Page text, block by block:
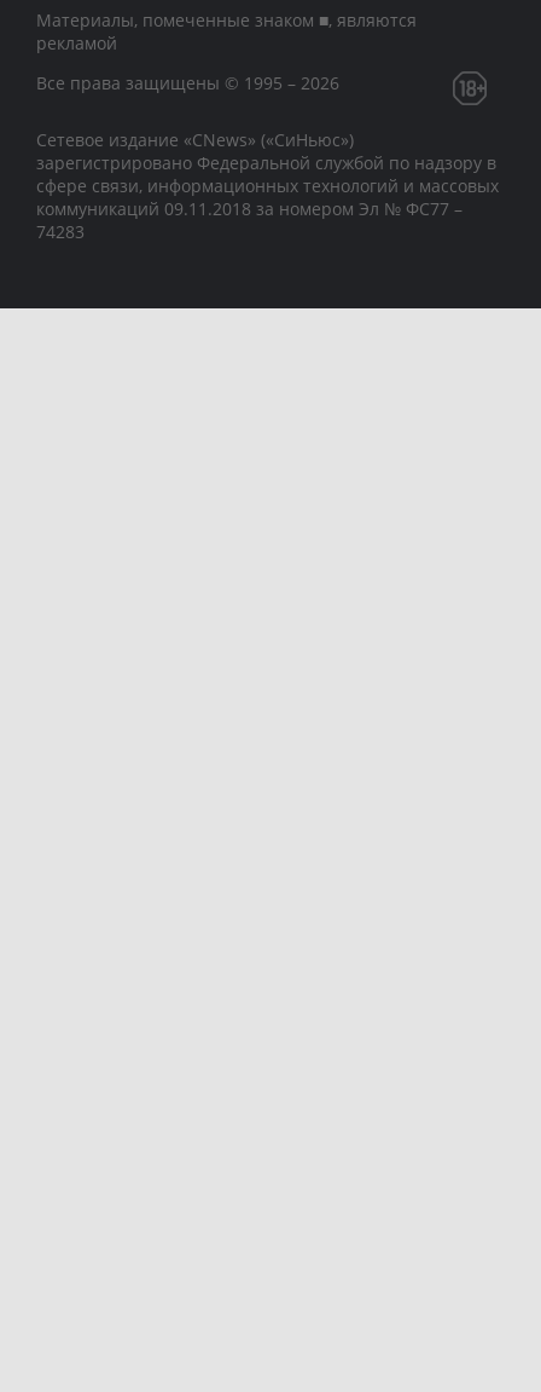
Материалы, помеченные знаком ■, являются
рекламой
Все права защищены © 1995 – 2026
Сетевое издание «CNews» («СиНьюс»)
зарегистрировано Федеральной службой по надзору в
сфере связи, информационных технологий и массовых
коммуникаций 09.11.2018 за номером Эл № ФС77 –
74283